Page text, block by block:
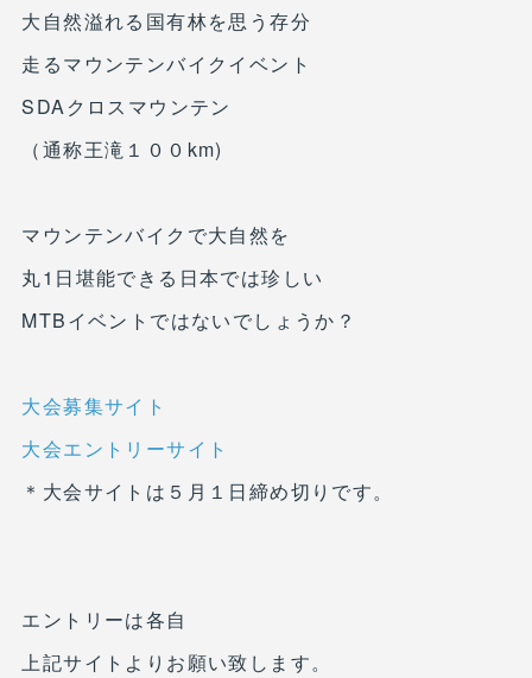
大自然溢れる国有林を思う存分
走るマウンテンバイクイベント
SDAクロスマウンテン
（通称王滝１００km)
マウンテンバイクで大自然を
丸1日堪能できる日本では珍しい
MTBイベントではないでしょうか？
大会募集サイト
大会エントリーサイト
＊大会サイトは５月１日締め切りです。
エントリーは各自
上記サイトよりお願い致します。